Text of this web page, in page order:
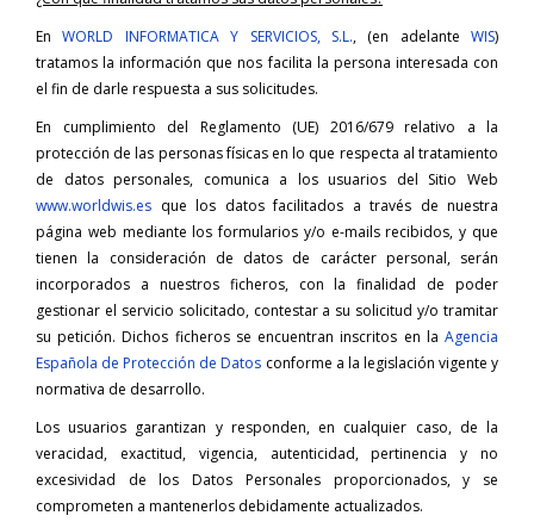
EnWORLD INFORMATICA Y SERVICIOS, S.L., (en adelante WIS)
tratamos la información que nos facilita la persona interesada con
el fin de darle respuesta a sus solicitudes.
En cumplimiento del Reglamento (UE) 2016/679 relativo a la
protección de las personas físicas en lo que respecta al tratamiento
de datos personales, comunica a los usuarios del Sitio Web
www.worldwis.es que los datos facilitados a través de nuestra
página web mediante los formularios y/o e-mails recibidos, y que
tienen la consideración de datos de carácter personal, serán
incorporados a nuestros ficheros, con la finalidad de poder
gestionar el servicio solicitado, contestar a su solicitud y/o tramitar
su petición. Dichos ficheros se encuentran inscritos en la Agencia
Española de Protección de Datos conforme a la legislación vigente y
normativa de desarrollo.
Los usuarios garantizan y responden, en cualquier caso, de la
veracidad, exactitud, vigencia, autenticidad, pertinencia y no
excesividad de los Datos Personales proporcionados, y se
comprometen a mantenerlos debidamente actualizados.